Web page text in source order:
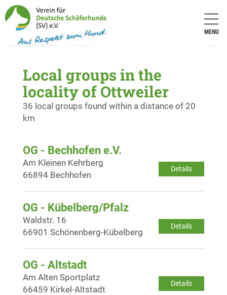
MENU
Local groups in the
locality of Ottweiler
36 local groups found within a distance of 20
km
OG - Bechhofen e.V.
Details
Am Kleinen Kehrberg
66894 Bechhofen
OG - Kübelberg/Pfalz
Details
Waldstr. 16
66901 Schönenberg-Kübelberg
OG - Altstadt
Details
Am Alten Sportplatz
66459 Kirkel-Altstadt